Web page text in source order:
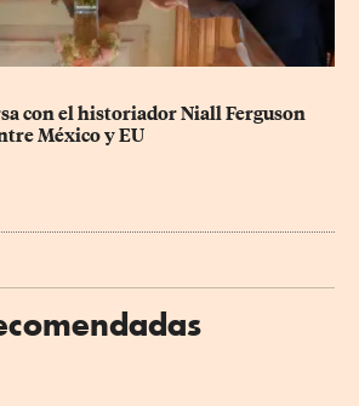
con el historiador Niall Ferguson
México y EU